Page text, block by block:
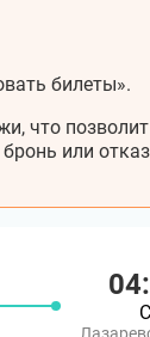
билеты».
что
или